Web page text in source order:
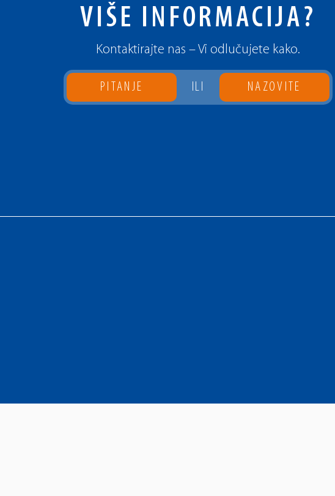
VIŠE INFORMACIJA?
Kontaktirajte nas – Vi odlučujete kako.
PITANJE ILI NAZOVITE